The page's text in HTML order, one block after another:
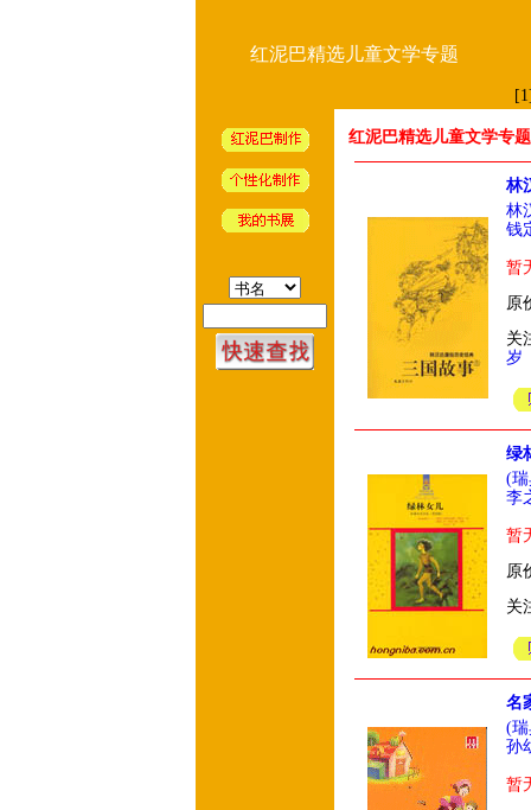
红泥巴精选儿童文学专题
红泥巴精选儿童文学专题
林
林
钱
暂
原
关
岁
绿
(瑞
李
暂
原
关
名
(瑞
孙
暂